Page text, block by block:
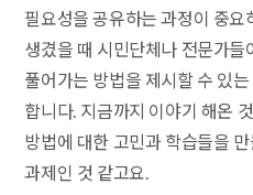
필요성을 공유하는 과정이 중요
생겼을 때 시민단체나 전문가들
풀어가는 방법을 제시할 수 있
합니다. 지금까지 이야기 해온
방법에 대한 고민과 학습들을
과제인 것 같고요.